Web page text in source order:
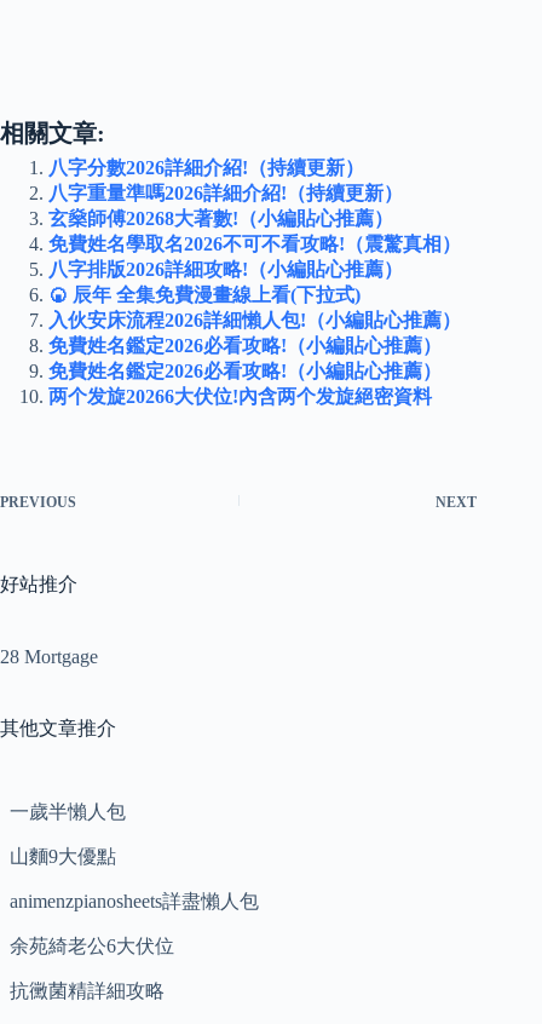
相關文章:
八字分數2026詳細介紹!（持續更新）
八字重量準嗎2026詳細介紹!（持續更新）
玄燊師傅20268大著數!（小編貼心推薦）
免費姓名學取名2026不可不看攻略!（震驚真相）
八字排版2026詳細攻略!（小編貼心推薦）
🍘 辰年 全集免費漫畫線上看(下拉式)
入伙安床流程2026詳細懶人包!（小編貼心推薦）
免費姓名鑑定2026必看攻略!（小編貼心推薦）
免費姓名鑑定2026必看攻略!（小編貼心推薦）
两个发旋20266大伏位!內含两个发旋絕密資料
PREVIOUS NEXT
好站推介
28 Mortgage
其他文章推介
一歲半懶人包
山麵9大優點
animenzpianosheets詳盡懶人包
余苑綺老公6大伏位
抗黴菌精詳細攻略